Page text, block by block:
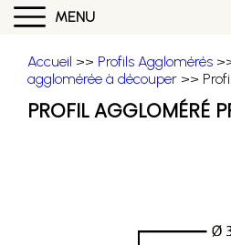
MENU
Accueil >> Profils Agglomérés
agglomérée à découper >>
PROFIL AGGLOMÉRÉ